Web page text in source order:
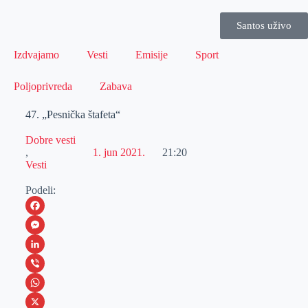
Santos uživo
Izdvajamo Vesti Emisije Sport
Poljoprivreda Zabava
47. „Pesnička štafeta“
Dobre vesti
,
Vesti
1. jun 2021. 21:20
Podeli:
F
a
c
e
b
M
e
s
s
L
i
n
V
iW